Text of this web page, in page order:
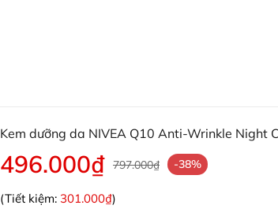
Kem dưỡng da NIVEA Q10 Anti-Wrinkle Night
496.000₫ 797.000₫ -38%
(Tiết kiệm: 301.000₫)